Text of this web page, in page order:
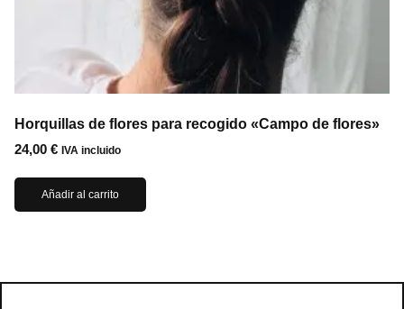
Horquillas de flores para recogido «Campo de flores»
24,00 € IVA incluido
Añadir al carrito